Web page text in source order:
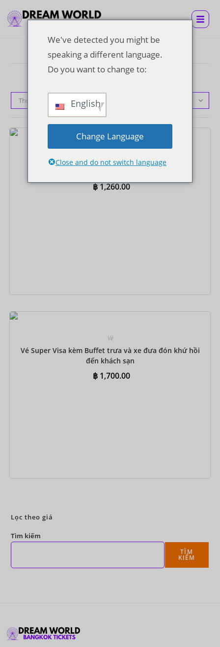
Thứ tự mặc định
Vé
Vé Super Visa Kèm Buffet Trưa
฿1,260.00
Đặt ngay
Vé
Vé Super Visa kèm Buffet trưa và xe đưa đón khứ hồi
đến khách sạn
฿ 1,700.00
Lọc theo giá
Tìm kiếm
TÌM
KIẾM
We've detected you might be
speaking a different language.
Do you want to change to:
English
Change Language
Close and do not switch language